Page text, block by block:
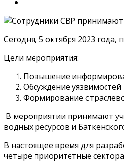
Сегодня, 5 октября 2023 года,
Цели мероприятия:
Повышение
Обсуждение уязвимостей
Формирование
В мероприятии принимают
водных ресурсов и
В настоящее время для
четыре приоритетные